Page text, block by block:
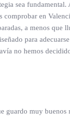
sea
en
a menos que
para
no hemos
muy buenos